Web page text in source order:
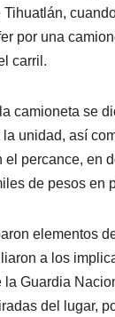
por una
carril.
camioneta se
unidad, así
el percance, en
de pesos en
elementos
a los
la Guardia
del lugar,